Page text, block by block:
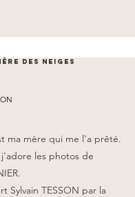
des neiges
ma mère qui me l'a prêté.
les photos de
Sylvain TESSON par la